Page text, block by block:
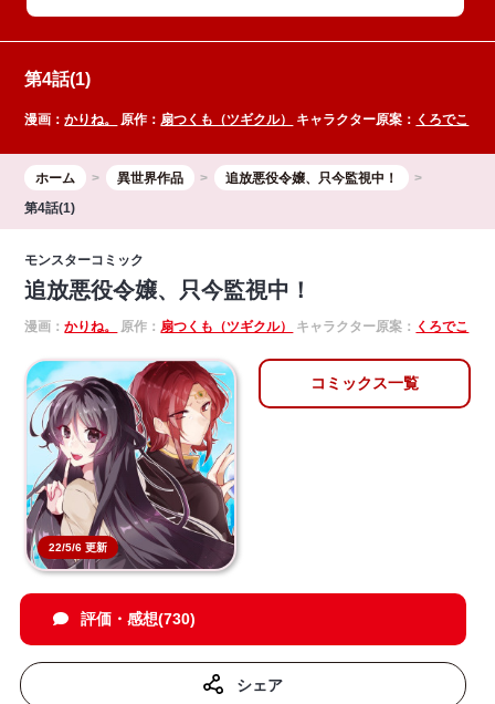
第4話(1)
漫画：かりね。 原作：扇つくも（ツギクル） キャラクター原案： くろでこ
ホーム 異世界作品
追放悪役令嬢、只今監視中！
第4話(1)
モンスターコミック
追放悪役令嬢、只今監視中！
漫画：かりね。 原作：扇つくも（ツギクル） キャラクター原案： くろでこ
22/5/6 更新
コミックス一覧
評価・感想(730)
シェア